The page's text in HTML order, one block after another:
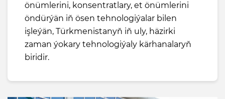
önümlerini, konsentratlary, et önümlerini
öndürýän iň ösen tehnologiýalar bilen
işleýän, Türkmenistanyň iň uly, häzirki
zaman ýokary tehnologiýaly kärhanalaryň
biridir.